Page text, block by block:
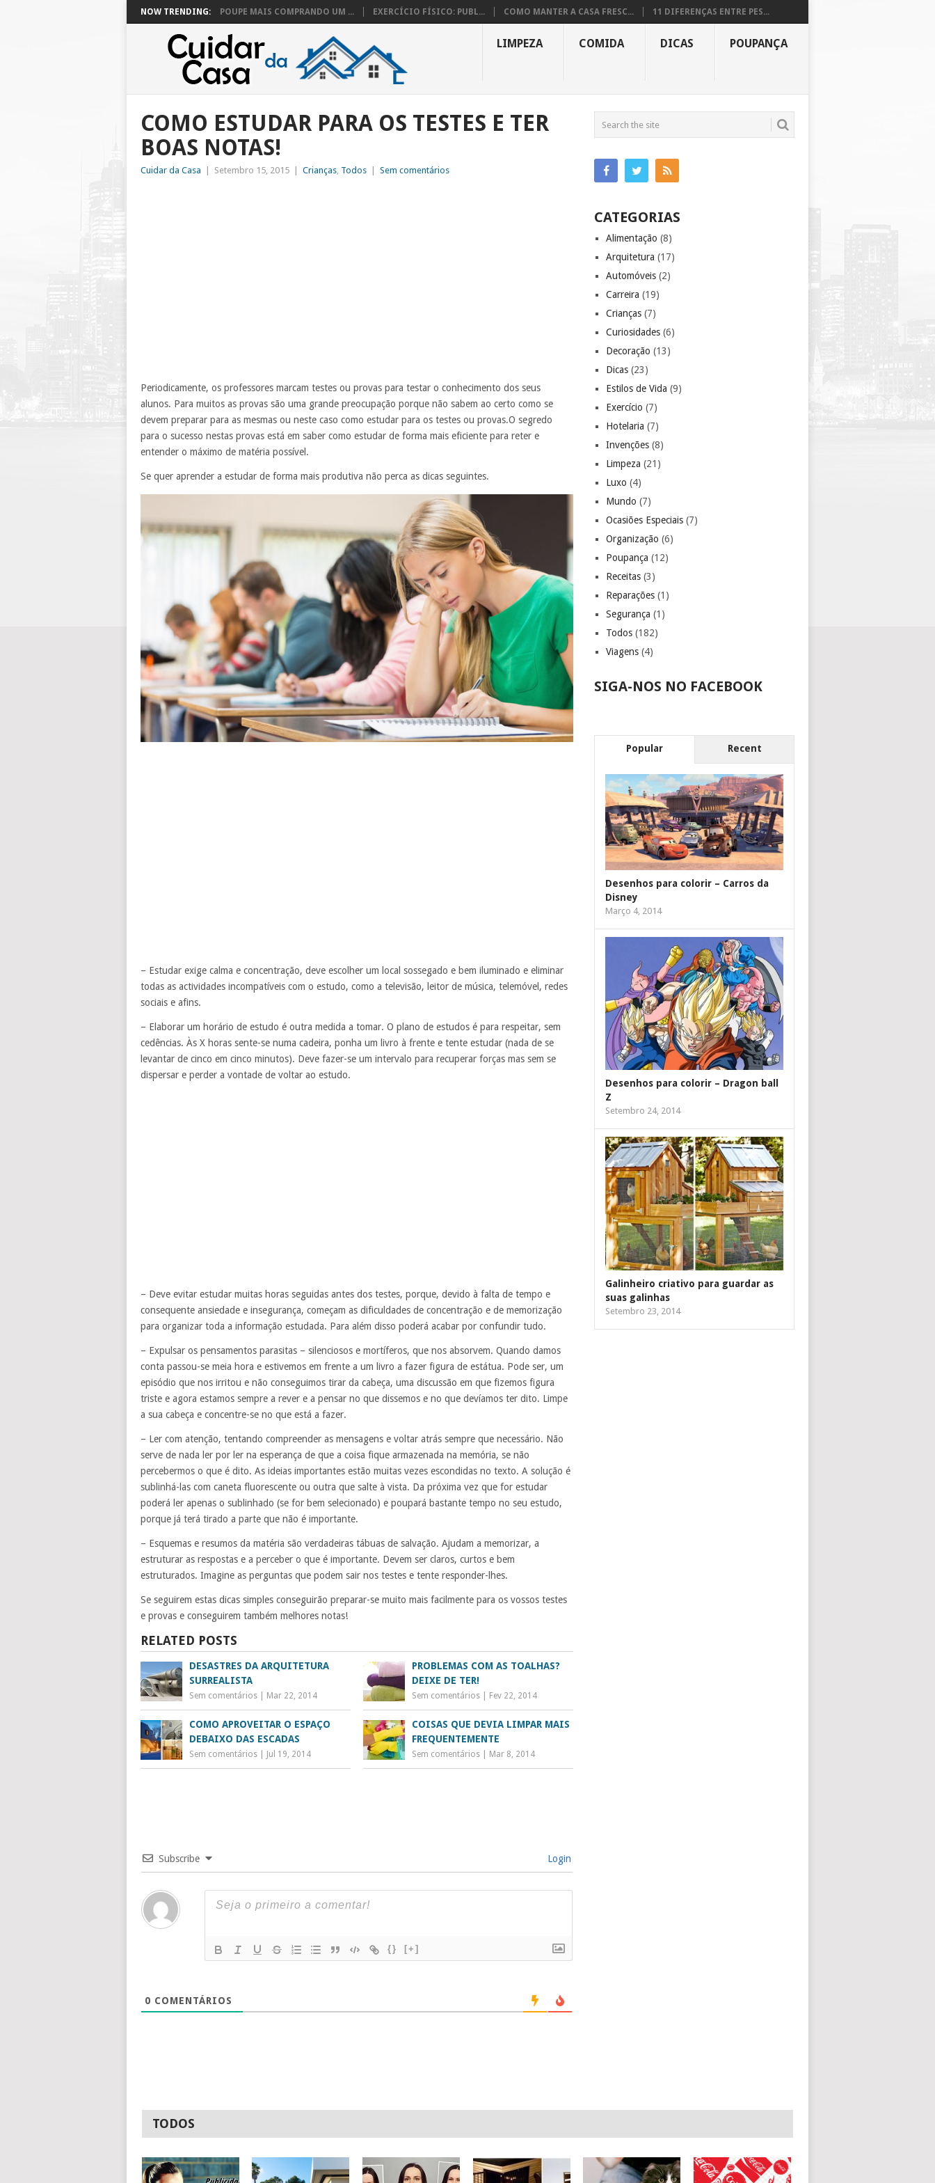
NOW TRENDING: POUPE MAIS COMPRANDO UM ... EXERCÍCIO FÍSICO: PUBL... COMO MANTER A CASA FRESC... 11 DIFERENÇAS ENTRE PES...
LIMPEZA COMIDA DICAS POUPANÇA
COMO ESTUDAR PARA OS TESTES E TER
BOAS NOTAS!
Cuidar da Casa Setembro 15, 2015 Crianças, Todos Sem comentários
Periodicamente, os professores marcam testes ou provas para testar o conhecimento dos seus
alunos. Para muitos as provas são uma grande preocupação porque não sabem ao certo como se
devem preparar para as mesmas ou neste caso como estudar para os testes ou provas.O segredo
para o sucesso nestas provas está em saber como estudar de forma mais eficiente para reter e
entender o máximo de matéria possível.
Se quer aprender a estudar de forma mais produtiva não perca as dicas seguintes.
– Estudar exige calma e concentração, deve escolher um local sossegado e bem iluminado e eliminar
todas as actividades incompatíveis com o estudo, como a televisão, leitor de música, telemóvel, redes
sociais e afins.
– Elaborar um horário de estudo é outra medida a tomar. O plano de estudos é para respeitar, sem
cedências. Às X horas sente-se numa cadeira, ponha um livro à frente e tente estudar (nada de se
levantar de cinco em cinco minutos). Deve fazer-se um intervalo para recuperar forças mas sem se
dispersar e perder a vontade de voltar ao estudo.
– Deve evitar estudar muitas horas seguidas antes dos testes, porque, devido à falta de tempo e
consequente ansiedade e insegurança, começam as dificuldades de concentração e de memorização
para organizar toda a informação estudada. Para além disso poderá acabar por confundir tudo.
– Expulsar os pensamentos parasitas – silenciosos e mortíferos, que nos absorvem. Quando damos
conta passou-se meia hora e estivemos em frente a um livro a fazer figura de estátua. Pode ser, um
episódio que nos irritou e não conseguimos tirar da cabeça, uma discussão em que fizemos figura
triste e agora estamos sempre a rever e a pensar no que dissemos e no que devíamos ter dito. Limpe
a sua cabeça e concentre-se no que está a fazer.
– Ler com atenção, tentando compreender as mensagens e voltar atrás sempre que necessário. Não
serve de nada ler por ler na esperança de que a coisa fique armazenada na memória, se não
percebermos o que é dito. As ideias importantes estão muitas vezes escondidas no texto. A solução é
sublinhá-las com caneta fluorescente ou outra que salte à vista. Da próxima vez que for estudar
poderá ler apenas o sublinhado (se for bem selecionado) e poupará bastante tempo no seu estudo,
porque já terá tirado a parte que não é importante.
– Esquemas e resumos da matéria são verdadeiras tábuas de salvação. Ajudam a memorizar, a
estruturar as respostas e a perceber o que é importante. Devem ser claros, curtos e bem
estruturados. Imagine as perguntas que podem sair nos testes e tente responder-lhes.
Se seguirem estas dicas simples conseguirão preparar-se muito mais facilmente para os vossos testes
e provas e conseguirem também melhores notas!
RELATED POSTS
DESASTRES DA ARQUITETURA
SURREALISTA
Sem comentários Mar 22, 2014
PROBLEMAS COM AS TOALHAS?
DEIXE DE TER!
Sem comentários Fev 22, 2014
COMO APROVEITAR O ESPAÇO
DEBAIXO DAS ESCADAS
Sem comentários Jul 19, 2014
COISAS QUE DEVIA LIMPAR MAIS
FREQUENTEMENTE
Sem comentários Mar 8, 2014
Subscribe Login
{} [+]
0 COMENTÁRIOS
CATEGORIAS
Alimentação (8)
Arquitetura (17)
Automóveis (2)
Carreira (19)
Crianças (7)
Curiosidades (6)
Decoração (13)
Dicas (23)
Estilos de Vida (9)
Exercício (7)
Hotelaria (7)
Invenções (8)
Limpeza (21)
Luxo (4)
Mundo (7)
Ocasiões Especiais (7)
Organização (6)
Poupança (12)
Receitas (3)
Reparações (1)
Segurança (1)
Todos (182)
Viagens (4)
SIGA-NOS NO FACEBOOK
Popular Recent
Desenhos para colorir – Carros da
Disney
Março 4, 2014
Desenhos para colorir – Dragon ball
Z
Setembro 24, 2014
Galinheiro criativo para guardar as
suas galinhas
Setembro 23, 2014
TODOS